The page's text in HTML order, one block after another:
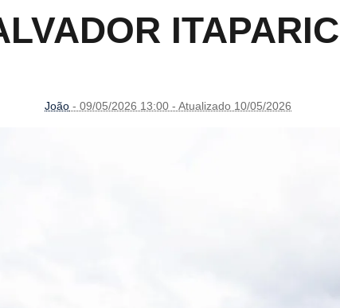
João - 09/05/2026 13:00 - Atualizado 10/05/2026